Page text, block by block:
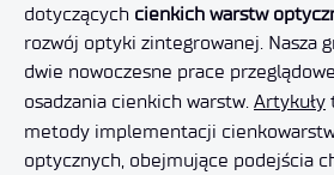
dotyczących cienkich warstw
rozwój optyki zintegrowanej. Nasza
dwie nowoczesne prace
osadzania cienkich warstw. Artykuły
metody implementacji
optycznych, obejmujące podejścia